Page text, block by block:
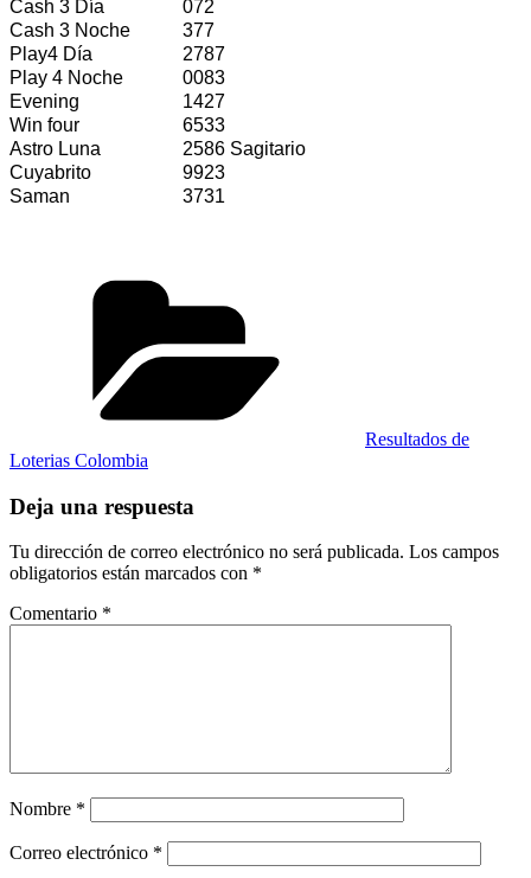
Cash 3 Día
072
Cash 3 Noche
377
Play4 Día
2787
Play 4 Noche
0083
Evening
1427
Win four
6533
Astro Luna
2586 Sagitario
Cuyabrito
9923
Saman
3731
Resultados de
Loterias Colombia
Deja una respuesta
Tu dirección de correo electrónico no será publicada. Los campos
obligatorios están marcados con *
Comentario *
Nombre *
Correo electrónico *